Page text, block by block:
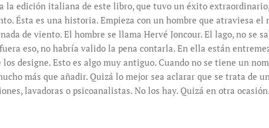
la edición italiana de este libro, que tuvo un éxito
Ésta es una historia. Empieza con un hombre que atraviesa el
de viento. El hombre se llama Hervé Joncour. El lago, no se
eso, no habría valido la pena contarla. En ella están
los designe. Esto es algo muy antiguo. Cuando no se tiene un
más que añadir. Quizá lo mejor sea aclarar que se trata de
lavadoras o psicoanalistas. No los hay. Quizá en otra ocasión.